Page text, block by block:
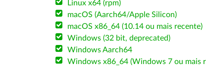
Linux x64 (rpm)
macOS (Aarch64/Apple Silicon)
macOS x86_64 (10.14 ou mais recente)
Windows (32 bit, deprecated)
Windows Aarch64
Windows x86_64 (Windows 7 ou mais